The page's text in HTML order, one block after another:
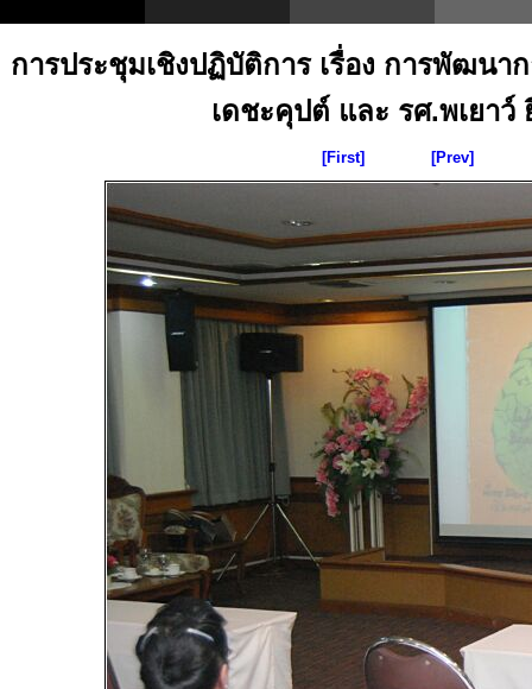
การประชุมเชิงปฏิบัติการ เรื่อง การพัฒน
เดชะคุปต์ และ รศ.พเยา
[First] [Prev]